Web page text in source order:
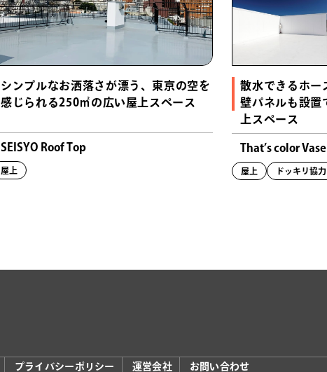
シンプルなお洒落さが漂う、東京の空を
感じられる250㎡の広い屋上スペース
SEISYO Roof Top
屋上
散水できるホー
壁パネルも設置
上スペース
That’s color
屋上 ドッキリ協力
プライバシーポリシー 運営会社
お問い合わせ